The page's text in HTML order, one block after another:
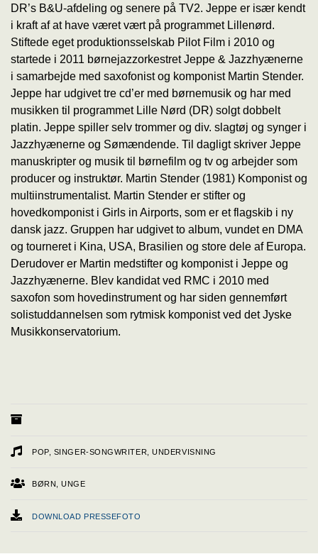
DR’s B&U-afdeling og senere på TV2. Jeppe er især kendt
i kraft af at have været vært på programmet Lillenørd.
Stiftede eget produktionsselskab Pilot Film i 2010 og
startede i 2011 børnejazzorkestret Jeppe & Jazzhyænerne
i samarbejde med saxofonist og komponist Martin Stender.
Jeppe har udgivet tre cd’er med børnemusik og har med
musikken til programmet Lille Nørd (DR) solgt dobbelt
platin. Jeppe spiller selv trommer og div. slagtøj og synger i
Jazzhyænerne og Sømændende. Til dagligt skriver Jeppe
manuskripter og musik til børnefilm og tv og arbejder som
producer og instruktør. Martin Stender (1981) Komponist og
multiinstrumentalist. Martin Stender er stifter og
hovedkomponist i Girls in Airports, som er et flagskib i ny
dansk jazz. Gruppen har udgivet to album, vundet en DMA
og tourneret i Kina, USA, Brasilien og store dele af Europa.
Derudover er Martin medstifter og komponist i Jeppe og
Jazzhyænerne. Blev kandidat ved RMC i 2010 med
saxofon som hovedinstrument og har siden gennemført
solistuddannelsen som rytmisk komponist ved det Jyske
Musikkonservatorium.
POP, SINGER-SONGWRITER, UNDERVISNING
BØRN, UNGE
DOWNLOAD PRESSEFOTO